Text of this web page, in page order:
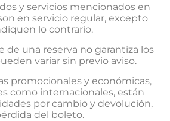
y servicios mencionados en
en servicio regular, excepto
lo contrario.
de una reserva no garantiza los
variar sin previo aviso.
promocionales y económicas,
como internacionales, están
por cambio y devolución,
del boleto.